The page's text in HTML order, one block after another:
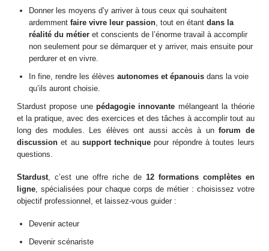
Donner les moyens d’y arriver à tous ceux qui souhaitent
ardemmentfaire vivre leur passion, tout en étantdans la
réalité du métier et conscients de l’énorme travail à accomplir
non seulement pour se démarquer et y arriver, mais ensuite pour
perdurer et en vivre.
In fine, rendre les élèvesautonomes et épanouis dans la voie
qu’ils auront choisie.
Stardust propose unepédagogie innovante mélangeant la théorie
et la pratique, avec des exercices et des tâches à accomplir tout au
long des modules. Les élèves ont aussi accès à unforum de
discussion et au support technique pour répondre à toutes leurs
questions.
Stardust, c’est une offre riche de 12 formations complètes en
ligne, spécialisées pour chaque corps de métier : choisissez votre
objectif professionnel, et laissez-vous guider :
Devenir acteur
Devenir scénariste